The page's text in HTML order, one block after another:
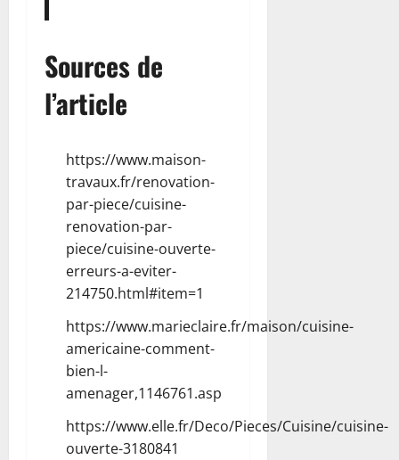
Sources de
l’article
https://www.maison-
travaux.fr/renovation-
par-piece/cuisine-
renovation-par-
piece/cuisine-ouverte-
erreurs-a-eviter-
214750.html#item=1
https://www.marieclaire.fr/maison/cuisine-
americaine-comment-
bien-l-
amenager,1146761.asp
https://www.elle.fr/Deco/Pieces/Cuisine/cuisine-
ouverte-3180841